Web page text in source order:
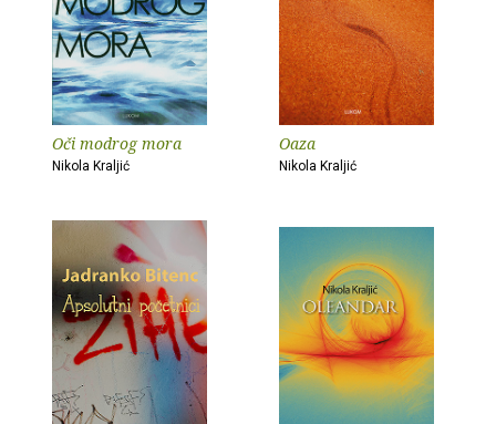
Oči modrog mora
Nikola Kraljić
Oaza
Nikola Kraljić